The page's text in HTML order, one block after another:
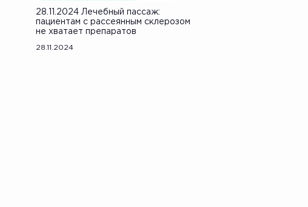
28.11.2024 Лечебный пассаж:
пациентам с рассеянным склерозом
не хватает препаратов
28.11.2024